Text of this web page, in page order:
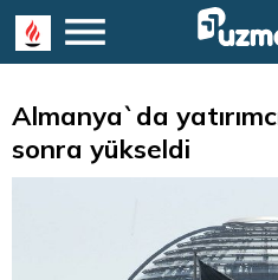
Almanya`da
sonra yükseldi